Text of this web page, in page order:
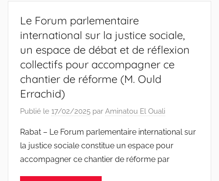
Le Forum parlementaire
international sur la justice sociale,
un espace de débat et de réflexion
collectifs pour accompagner ce
chantier de réforme (M. Ould
Errachid)
Publié le 17/02/2025 par Aminatou El Ouali
Rabat – Le Forum parlementaire international sur
la justice sociale constitue un espace pour
accompagner ce chantier de réforme par